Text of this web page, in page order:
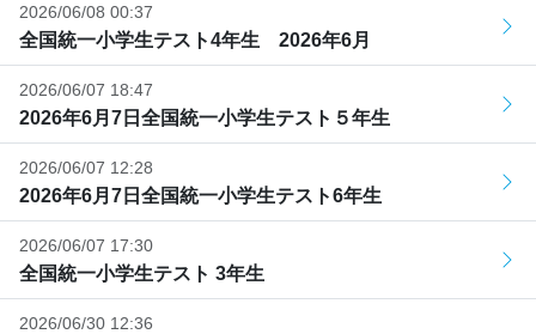
2026/06/08 00:37
全国統一小学生テスト4年生 2026年6月
2026/06/07 18:47
2026年6月7日全国統一小学生テスト５年生
2026/06/07 12:28
2026年6月7日全国統一小学生テスト6年生
2026/06/07 17:30
全国統一小学生テスト 3年生
2026/06/30 12:36